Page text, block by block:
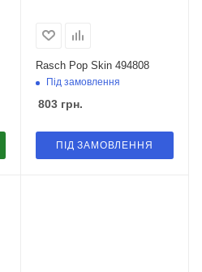
Rasch Pop Skin 494808
Під замовлення
803грн.
ПІД ЗАМОВЛЕННЯ